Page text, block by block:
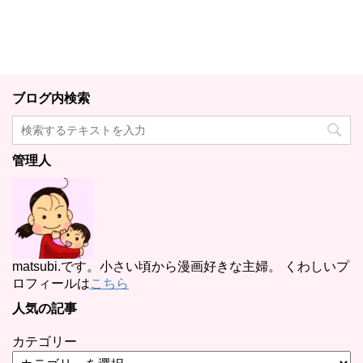
ブログ内検索
管理人
matsubi.です。小さい頃から漫画好きな主婦。 くわしいプ
ロフィールはこちら
人気の記事
カテゴリー